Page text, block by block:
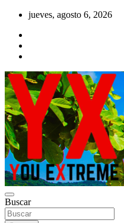
Saltar
contenido
jueves, agosto 6, 2026
YOU EXTREME
YX Deportes Extremos Lifestyle
Buscar